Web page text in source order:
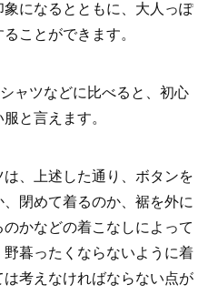
になるとともに、大人っぽ
ことができます。
ャツなどに比べると、初心
と言えます。
、上述した通り、ボタンを
閉めて着るのか、裾を外に
かなどの着こなしによって
暮ったくならないように着
考えなければならない点が